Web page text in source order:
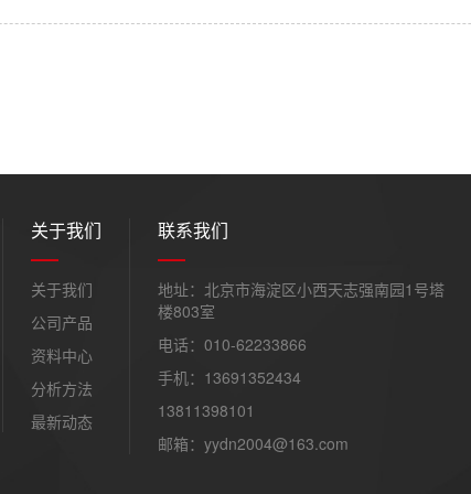
关于我们
关于我们
公司产品
资料中心
分析方法
最新动态
联系我们
地址：北京市海淀区小西天志强南园1号塔
楼803室
电话：010-62233866
手机：13691352434
13811398101
邮箱：yydn2004@163.com